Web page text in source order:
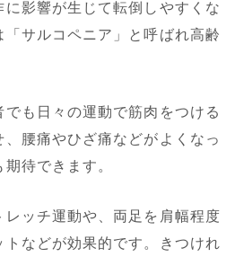
影響が生じて転倒しやすくな
サルコペニア」と呼ばれ高齢
も日々の運動で筋肉をつける
腰痛やひざ痛などがよくなっ
待できます。
ッチ運動や、両足を肩幅程度
などが効果的です。きつけれ